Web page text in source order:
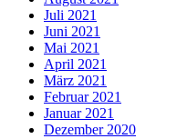
Juli 2021
Juni 2021
Mai 2021
April 2021
März 2021
Februar 2021
Januar 2021
Dezember 2020